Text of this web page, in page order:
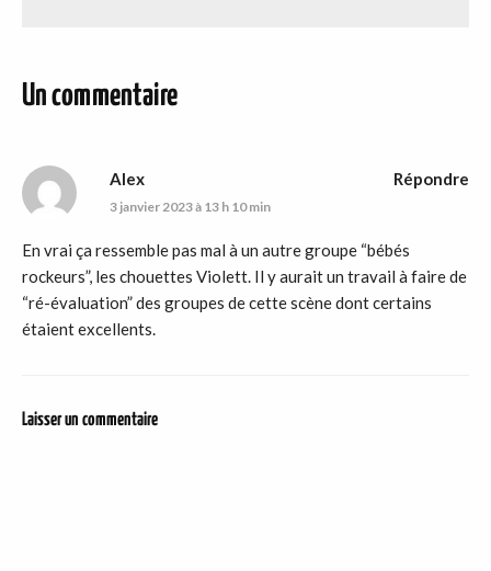
Un commentaire
Alex
3 janvier 2023 à 13 h 10 min
En vrai ça ressemble pas mal à un autre groupe “bébés
rockeurs”, les chouettes Violett. Il y aurait un travail à faire de
“ré-évaluation” des groupes de cette scène dont certains
étaient excellents.
Répondre
Laisser un commentaire